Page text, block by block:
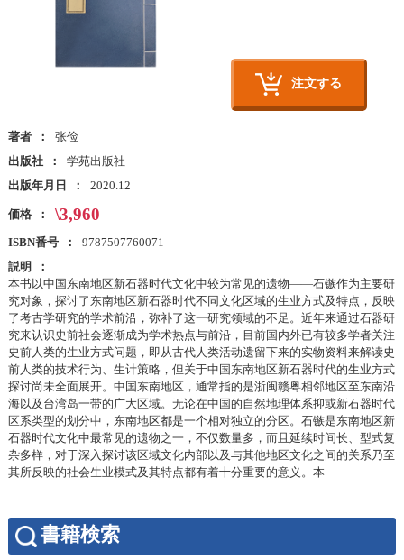
注文する
著者
张俭
出版社
学苑出版社
出版年月日
2020.12
価格 \3,960
ISBN番号
9787507760071
説明
本书以中国东南地区新石器时代文化中较为常见的遗物——石镞作为主要研
究对象，探讨了东南地区新石器时代不同文化区域的生业方式及特点，反映
了考古学研究的学术前沿，弥补了这一研究领域的不足。近年来通过石器研
究来认识史前社会逐渐成为学术热点与前沿，目前国内外已有较多学者关注
史前人类的生业方式问题，即从古代人类活动遗留下来的实物资料来解读史
前人类的技术行为、生计策略，但关于中国东南地区新石器时代的生业方式
探讨尚未全面展开。中国东南地区，通常指的是浙闽赣粤相邻地区至东南沿
海以及台湾岛一带的广大区域。无论在中国的自然地理体系抑或新石器时代
区系类型的划分中，东南地区都是一个相对独立的分区。石镞是东南地区新
石器时代文化中最常见的遗物之一，不仅数量多，而且延续时间长、型式复
杂多样，对于深入探讨该区域文化内部以及与其他地区文化之间的关系乃至
其所反映的社会生业模式及其特点都有着十分重要的意义。本
書籍検索